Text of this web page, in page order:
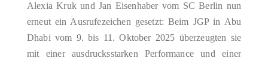
Alexia Kruk und Jan Eisenhaber vom SC Berlin nun
erneut ein Ausrufezeichen gesetzt: Beim JGP in Abu
Dhabi vom 9. bis 11. Oktober 2025 überzeugten sie
mit einer ausdrucksstarken Performance und einer